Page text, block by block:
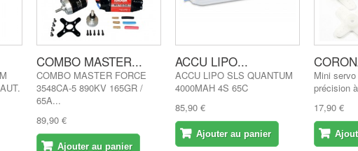
COMBO MASTER...
COMBO MASTER FORCE
3548CA-5 890KV 165GR /
65A...
89,90 €
Ajouter au panier
ACCU LIPO...
ACCU LIPO SLS QUANTUM
4000MAH 4S 65C
85,90 €
Ajouter au panier
Mini
précision
17,90 €